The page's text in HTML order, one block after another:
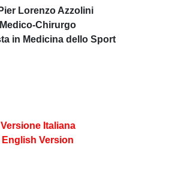
Lorenzo Azzolini
Medico-Chirurgo
in Medicina dello Sport
Versione Italiana
English Version